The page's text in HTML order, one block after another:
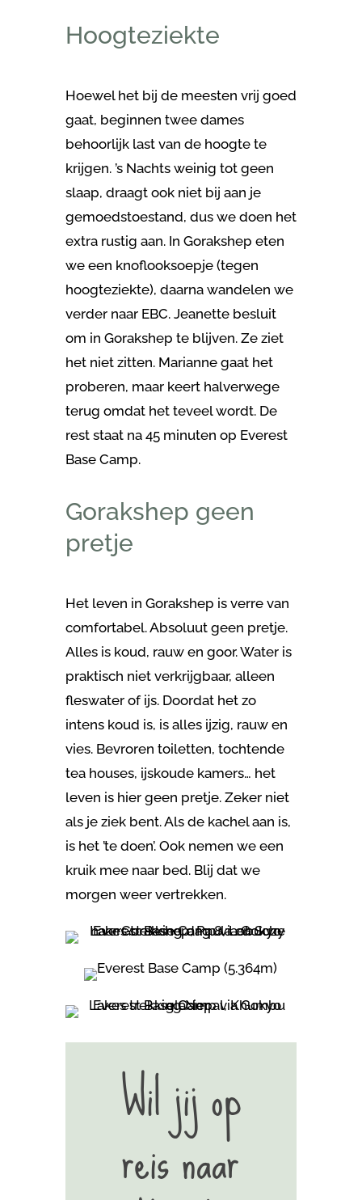
Hoogteziekte
Hoewel het bij de meesten vrij goed
gaat, beginnen twee dames
behoorlijk last van de hoogte te
krijgen. ’s Nachts weinig tot geen
slaap, draagt ook niet bij aan je
gemoedstoestand, dus we doen het
extra rustig aan. In Gorakshep eten
we een knoflooksoepje (tegen
hoogteziekte), daarna wandelen we
verder naar EBC. Jeanette besluit
om in Gorakshep te blijven. Ze ziet
het niet zitten. Marianne gaat het
proberen, maar keert halverwege
terug omdat het teveel wordt. De
rest staat na 45 minuten op Everest
Base Camp.
Gorakshep geen
pretje
Het leven in Gorakshep is verre van
comfortabel. Absoluut geen pretje.
Alles is koud, rauw en goor. Water is
praktisch niet verkrijgbaar, alleen
fleswater of ijs. Doordat het zo
intens koud is, is alles ijzig, rauw en
vies. Bevroren toiletten, tochtende
tea houses, ijskoude kamers… het
leven is hier geen pretje. Zeker niet
als je ziek bent. Als de kachel aan is,
is het ’te doen’. Ook nemen we een
kruik mee naar bed. Blij dat we
morgen weer vertrekken.
Wil jij op
reis naar